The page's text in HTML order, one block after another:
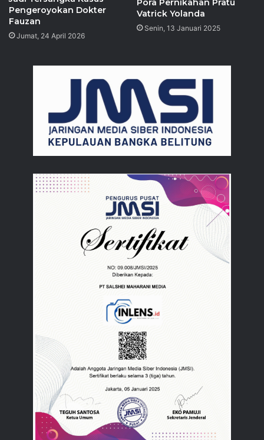
Pengeroyokan Dokter
Fauzan
Jumat, 24 April 2026
Pora Pernikahan Pratu
Vatrick Yolanda
Senin, 13 Januari 2025